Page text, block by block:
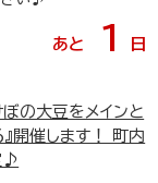
あと 1 日
ぼの大豆をメインと
』開催します！ 町内
♪